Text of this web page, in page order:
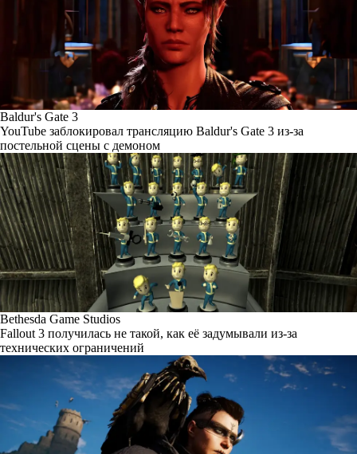
Baldur's Gate 3
YouTube заблокировал трансляцию Baldur's Gate 3 из-за
постельной сцены с демоном
Bethesda Game Studios
Fallout 3 получилась не такой, как её задумывали из-за
технических ограничений